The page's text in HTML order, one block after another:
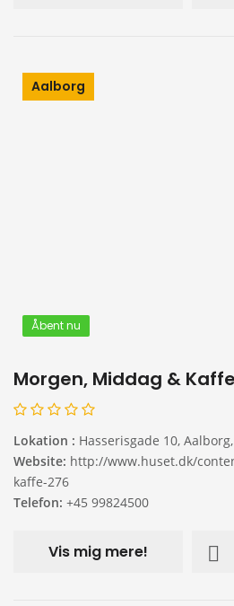
Aalborg
Åbent nu
Morgen, Middag & Kaffe
Lokation : Hasserisgade 10,
Website: http://www.huset.dk/
kaffe-276
Telefon: +45 99824500
Vis mig mere!